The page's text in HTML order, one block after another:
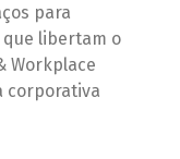
para
libertam o
Workplace
corporativa